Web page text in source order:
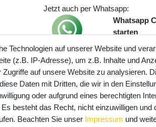
Jetzt auch per Whatsapp:
Whatsapp
starten
Preisangaben inkl. gesetzl.
zzgl. Service- und Versandkosten
Technologien auf unserer Website und
(z.B. IP-Adresse), um z.B. Inhalte und
auf unsere Website zu analysieren.
Daten mit Dritten, die wir in den
oder aufgrund eines berechtigten
besteht das Recht, nicht einzuwilligen
Beachten Sie unser Impressum und